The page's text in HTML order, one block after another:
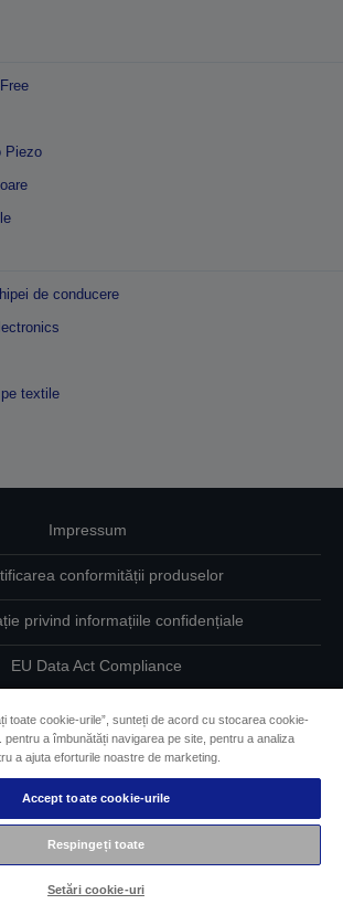
Piezo
de conducere
textile
Impressum
conformității produselor
privind informațiile confidențiale
EU Data Act Compliance
despre modulele cookie
Epson pe linie de accesibilitate
de autor © 2026 Seiko Epson
toate cookie-urile”, sunteți de acord cu stocarea cookie-
pentru a îmbunătăți navigarea pe site, pentru a analiza
a ajuta eforturile noastre de marketing.
Accept toate cookie-urile
Respingeți toate
Setări cookie-uri